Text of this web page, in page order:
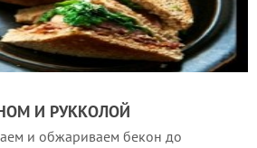
И РУККОЛОЙ
и обжариваем бекон до